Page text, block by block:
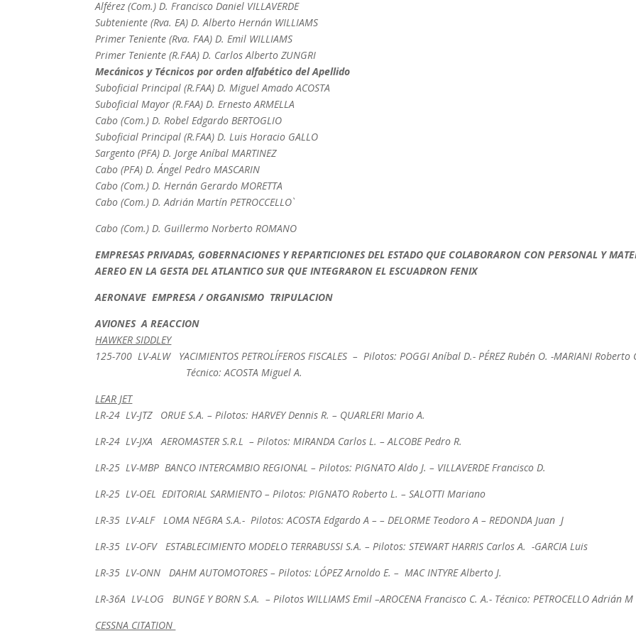
Alférez (Com.) D. Francisco Daniel VILLAVERDE
Subteniente (Rva. EA) D. Alberto Hernán WILLIAMS
Primer Teniente (Rva. FAA) D. Emil WILLIAMS
Primer Teniente (R.FAA) D. Carlos Alberto ZUNGRI
Mecánicos y Técnicos por orden alfabético del Apellido
Suboficial Principal (R.FAA) D. Miguel Amado ACOSTA
Suboficial Mayor (R.FAA) D. Ernesto ARMELLA
Cabo (Com.) D. Robel Edgardo BERTOGLIO
Suboficial Principal (R.FAA) D. Luis Horacio GALLO
Sargento (PFA) D. Jorge Aníbal MARTINEZ
Cabo (PFA) D. Ángel Pedro MASCARIN
Cabo (Com.) D. Hernán Gerardo MORETTA
Cabo (Com.) D. Adrián Martín PETROCCELLO`
Cabo (Com.) D. Guillermo Norberto ROMANO
EMPRESAS PRIVADAS, GOBERNACIONES Y REPARTICIONES DEL ESTADO QUE COLABORARON CON PERSONAL Y
AEREO EN LA GESTA DEL ATLANTICO SUR QUE INTEGRARON EL ESCUADRON FENIX
AERONAVE EMPRESA / ORGANISMO TRIPULACION
AVIONES A REACCION
HAWKER SIDDLEY
125-700 LV-ALW YACIMIENTOS PETROLÍFEROS FISCALES – Pilotos: POGGI Aníbal D.- PÉREZ Rubén O. -MARIANI Roberto
Técnico: ACOSTA Miguel A.
LEAR JET
LR-24 LV-JTZ ORUE S.A. – Pilotos: HARVEY Dennis R. – QUARLERI Mario A.
LR-24 LV-JXA AEROMASTER S.R.L – Pilotos: MIRANDA Carlos L. – ALCOBE Pedro R.
LR-25 LV-MBP BANCO INTERCAMBIO REGIONAL – Pilotos: PIGNATO Aldo J. – VILLAVERDE Francisco D.
LR-25 LV-OEL EDITORIAL SARMIENTO – Pilotos: PIGNATO Roberto L. – SALOTTI Mariano
LR-35 LV-ALF LOMA NEGRA S.A.- Pilotos: ACOSTA Edgardo A – – DELORME Teodoro A – REDONDA Juan J
LR-35 LV-OFV ESTABLECIMIENTO MODELO TERRABUSSI S.A. – Pilotos: STEWART HARRIS Carlos A. -GARCIA Luis
LR-35 LV-ONN DAHM AUTOMOTORES – Pilotos: LÓPEZ Arnoldo E. – MAC INTYRE Alberto J.
LR-36A LV-LOG BUNGE Y BORN S.A. – Pilotos WILLIAMS Emil –AROCENA Francisco C. A.- Técnico: PETROCELLO Adrián M
CESSNA CITATION